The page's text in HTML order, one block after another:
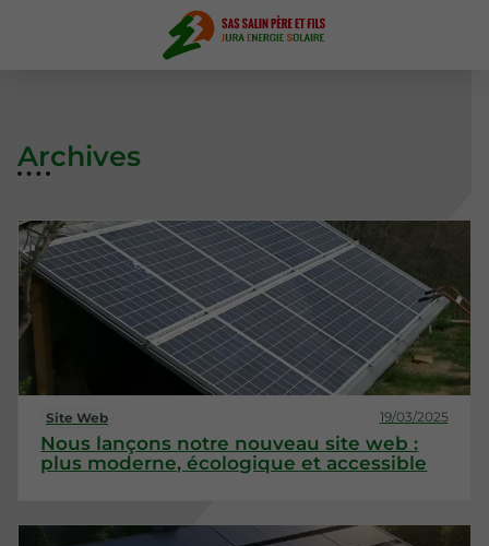
Archives
Site Web 19/03/2025
Nous lançons notre nouveau site web :
plus moderne, écologique et accessible